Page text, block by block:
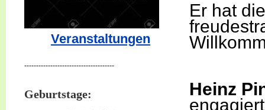
Veranstaltungen
--------------------------------------
Geburtstage:
Er hat
Heinz